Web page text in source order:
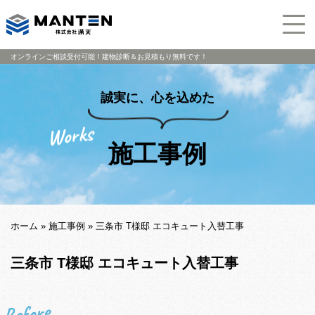
オンラインご相談受付可能！建物診断＆お見積もり無料です！
誠実に、心を込めた
施工事例
ホーム » 施工事例 » 三条市 T様邸 エコキュート入替工事
三条市 T様邸 エコキュート入替工事